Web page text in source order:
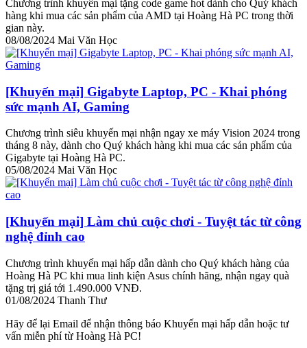
Chương trình khuyến mại tặng code game hot dành cho Quý khách
hàng khi mua các sản phẩm của AMD tại Hoàng Hà PC trong thời
gian này.
08/08/2024 Mai Văn Học
[Khuyến mại] Gigabyte Laptop, PC - Khai phóng
sức mạnh AI, Gaming
Chương trình siêu khuyến mại nhận ngay xe máy Vision 2024 trong
tháng 8 này, dành cho Quý khách hàng khi mua các sản phẩm của
Gigabyte tại Hoàng Hà PC.
05/08/2024 Mai Văn Học
[Khuyến mại] Làm chủ cuộc chơi - Tuyệt tác từ công
nghệ đỉnh cao
Chương trình khuyến mại hấp dẫn dành cho Quý khách hàng của
Hoàng Hà PC khi mua linh kiện Asus chính hãng, nhận ngay quà
tặng trị giá tới 1.490.000 VNĐ.
01/08/2024 Thanh Thư
Hãy để lại Email để nhận thông báo Khuyến mại hấp dẫn hoặc tư
vấn miễn phí từ Hoàng Hà PC!